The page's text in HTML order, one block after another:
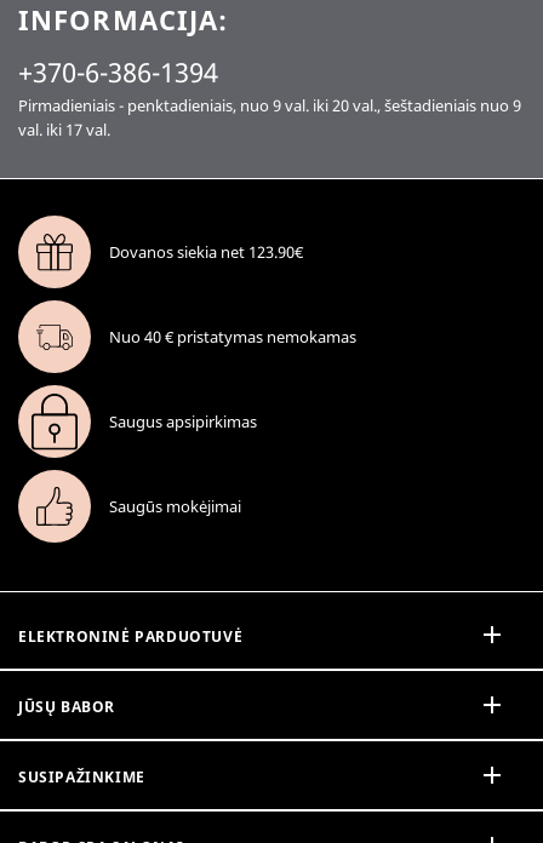
INFORMACIJA:
+370-6-386-1394
Pirmadieniais - penktadieniais, nuo 9 val. iki 20 val., šeštadieniais nuo 9
val. iki 17 val.
Dovanos siekia net 123.90€
Nuo 40 € pristatymas nemokamas
Saugus apsipirkimas
Saugūs mokėjimai
ELEKTRONINĖ PARDUOTUVĖ
JŪSŲ BABOR
SUSIPAŽINKIME